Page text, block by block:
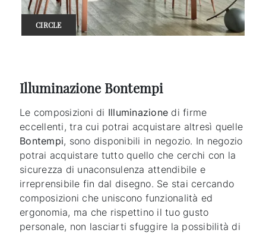
CIRCLE
Illuminazione Bontempi
Le composizioni di Illuminazione di firme
eccellenti, tra cui potrai acquistare altresì quelle
Bontempi, sono disponibili in negozio. In negozio
potrai acquistare tutto quello che cerchi con la
sicurezza di unaconsulenza attendibile e
irreprensibile fin dal disegno. Se stai cercando
composizioni che uniscono funzionalità ed
ergonomia, ma che rispettino il tuo gusto
personale, non lasciarti sfuggire la possibilità di